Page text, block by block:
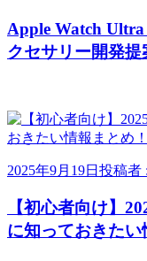
Apple Watch
クセサリー開発提
2025年9月19日 投稿者
【初心者向け】
に知っておきたい